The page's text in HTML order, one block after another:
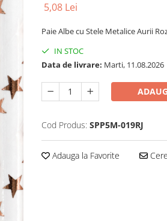
5,08 Lei
Paie Albe cu Stele Metalice Aurii
IN STOC
Data de livrare: Marti, 11.08.2026
Cod Produs: SPP5M-019RJ
Adauga la Favorite